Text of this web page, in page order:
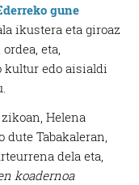
gune
ikustera eta giroaz
eta,
kultur edo aisialdi
Helena
Tabakaleran,
dela eta,
koadernoa